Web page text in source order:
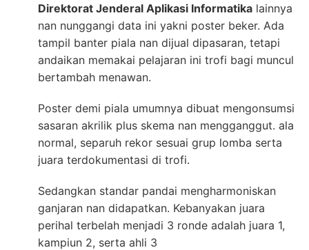
Direktorat Jenderal Aplikasi Informatika lainnya
nan nunggangi data ini yakni poster beker. Ada
tampil banter piala nan dijual dipasaran, tetapi
andaikan memakai pelajaran ini trofi bagi muncul
bertambah menawan.
Poster demi piala umumnya dibuat mengonsumsi
sasaran akrilik plus skema nan mengganggut. ala
normal, separuh rekor sesuai grup lomba serta
juara terdokumentasi di trofi.
Sedangkan standar pandai mengharmoniskan
ganjaran nan didapatkan. Kebanyakan juara
perihal terbelah menjadi 3 ronde adalah juara 1,
kampiun 2, serta ahli 3